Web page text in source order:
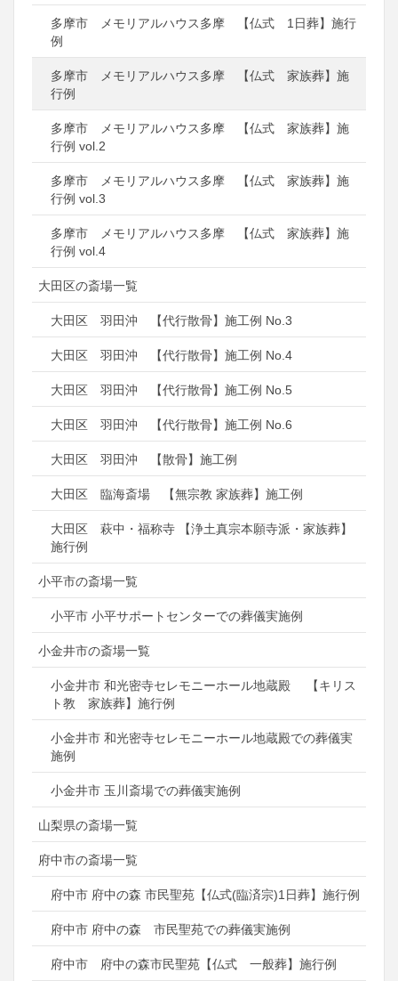
多摩市 メモリアルハウス多摩 【仏式 1日葬】施行
例
多摩市 メモリアルハウス多摩 【仏式 家族葬】施
行例
多摩市 メモリアルハウス多摩 【仏式 家族葬】施
行例 vol.2
多摩市 メモリアルハウス多摩 【仏式 家族葬】施
行例 vol.3
多摩市 メモリアルハウス多摩 【仏式 家族葬】施
行例 vol.4
大田区の斎場一覧
大田区 羽田沖 【代行散骨】施工例 No.3
大田区 羽田沖 【代行散骨】施工例 No.4
大田区 羽田沖 【代行散骨】施工例 No.5
大田区 羽田沖 【代行散骨】施工例 No.6
大田区 羽田沖 【散骨】施工例
大田区 臨海斎場 【無宗教 家族葬】施工例
大田区 萩中・福称寺 【浄土真宗本願寺派・家族葬】
施行例
小平市の斎場一覧
小平市 小平サポートセンターでの葬儀実施例
小金井市の斎場一覧
小金井市 和光密寺セレモニーホール地蔵殿 【キリス
ト教 家族葬】施行例
小金井市 和光密寺セレモニーホール地蔵殿での葬儀実
施例
小金井市 玉川斎場での葬儀実施例
山梨県の斎場一覧
府中市の斎場一覧
府中市 府中の森 市民聖苑【仏式(臨済宗)1日葬】施行例
府中市 府中の森 市民聖苑での葬儀実施例
府中市 府中の森市民聖苑【仏式 一般葬】施行例